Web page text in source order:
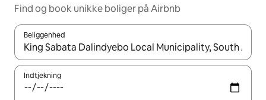
Find og book unikke boliger på Airbnb
Beliggenhed
Når resultaterne er tilgængelige, skal du navigere med
Indtjekning